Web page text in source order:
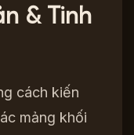
& Tinh
cách kiến
mảng khối